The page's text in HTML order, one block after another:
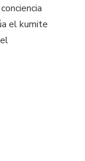
el kumite